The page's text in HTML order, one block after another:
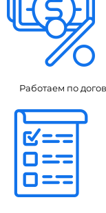
Работаем по